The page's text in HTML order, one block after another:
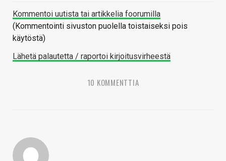
Kommentoi uutista tai artikkelia foorumilla
(Kommentointi sivuston puolella toistaiseksi pois
käytöstä)
Lähetä palautetta / raportoi kirjoitusvirheestä
10 KOMMENTTIA